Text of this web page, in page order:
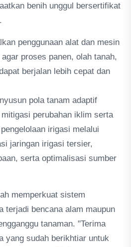
benih unggul bersertifikat
penggunaan alat dan mesin
proses panen, olah tanah,
berjalan lebih cepat dan
pola tanam adaptif
perubahan iklim serta
irigasi melalui
jaringan irigasi tersier,
serta optimalisasi sumber
memperkuat sistem
terjadi bencana alam maupun
tanaman. "Terima
yang sudah berikhtiar untuk